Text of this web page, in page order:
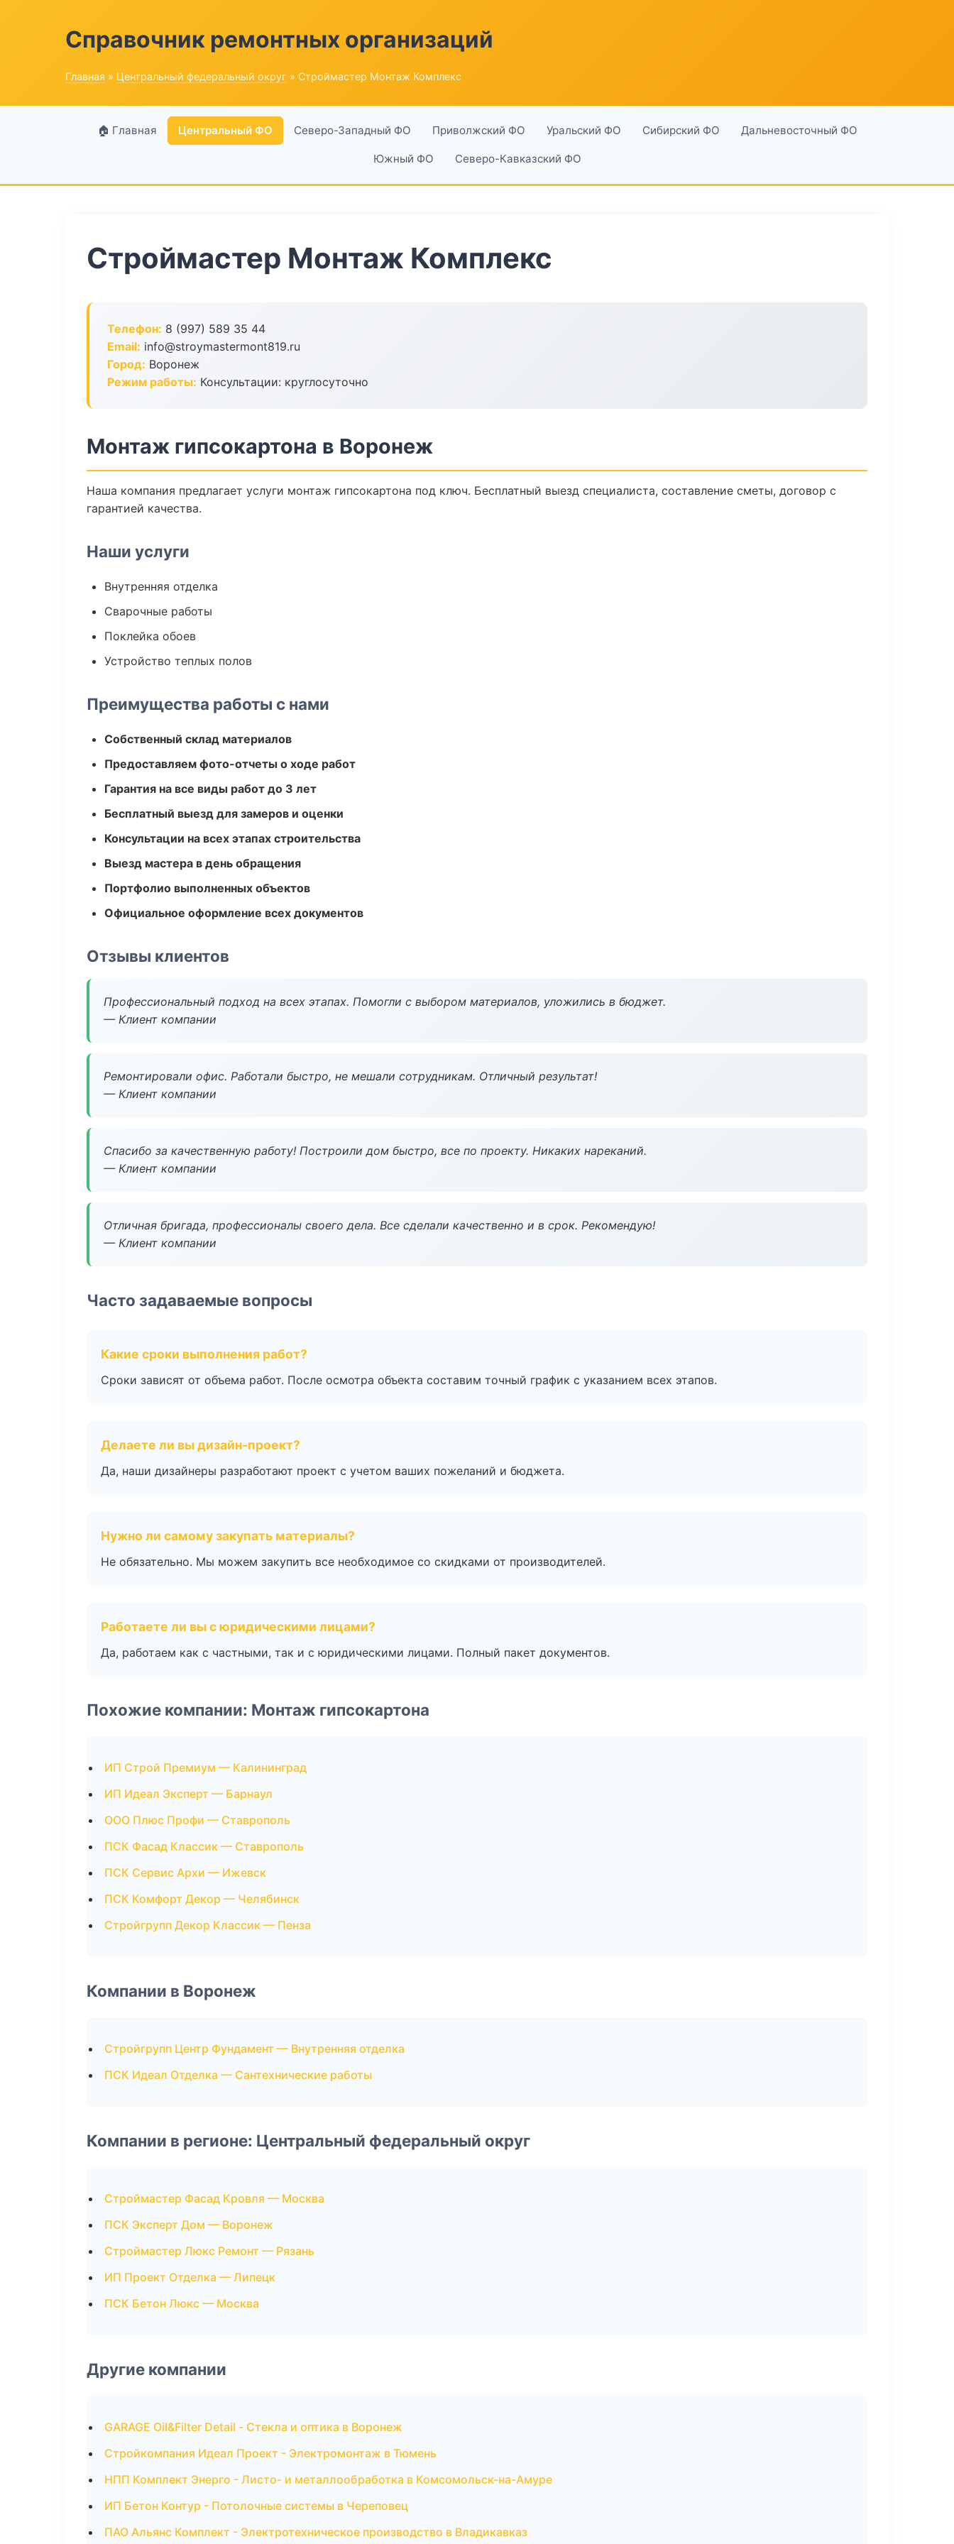
Справочник ремонтных организаций
Главная » Центральный федеральный округ » Строймастер Монтаж Комплекс
🏠 Главная Центральный ФО Северо-Западный ФО Приволжский ФО Уральский ФО Сибирский ФО Дальневосточный ФО
Южный ФО Северо-Кавказский ФО
Строймастер Монтаж Комплекс
Телефон: 8 (997) 589 35 44
Email: info@stroymastermont819.ru
Город: Воронеж
Режим работы: Консультации: круглосуточно
Монтаж гипсокартона в Воронеж
Наша компания предлагает услуги монтаж гипсокартона под ключ. Бесплатный выезд специалиста, составление сметы, договор с
гарантией качества.
Наши услуги
Внутренняя отделка
Сварочные работы
Поклейка обоев
Устройство теплых полов
Преимущества работы с нами
Собственный склад материалов
Предоставляем фото-отчеты о ходе работ
Гарантия на все виды работ до 3 лет
Бесплатный выезд для замеров и оценки
Консультации на всех этапах строительства
Выезд мастера в день обращения
Портфолио выполненных объектов
Официальное оформление всех документов
Отзывы клиентов
Профессиональный подход на всех этапах. Помогли с выбором материалов, уложились в бюджет.
— Клиент компании
Ремонтировали офис. Работали быстро, не мешали сотрудникам. Отличный результат!
— Клиент компании
Спасибо за качественную работу! Построили дом быстро, все по проекту. Никаких нареканий.
— Клиент компании
Отличная бригада, профессионалы своего дела. Все сделали качественно и в срок. Рекомендую!
— Клиент компании
Часто задаваемые вопросы
Какие сроки выполнения работ?
Сроки зависят от объема работ. После осмотра объекта составим точный график с указанием всех этапов.
Делаете ли вы дизайн-проект?
Да, наши дизайнеры разработают проект с учетом ваших пожеланий и бюджета.
Нужно ли самому закупать материалы?
Не обязательно. Мы можем закупить все необходимое со скидками от производителей.
Работаете ли вы с юридическими лицами?
Да, работаем как с частными, так и с юридическими лицами. Полный пакет документов.
Похожие компании: Монтаж гипсокартона
ИП Строй Премиум — Калининград
ИП Идеал Эксперт — Барнаул
ООО Плюс Профи — Ставрополь
ПСК Фасад Классик — Ставрополь
ПСК Сервис Архи — Ижевск
ПСК Комфорт Декор — Челябинск
Стройгрупп Декор Классик — Пенза
Компании в Воронеж
Стройгрупп Центр Фундамент — Внутренняя отделка
ПСК Идеал Отделка — Сантехнические работы
Компании в регионе: Центральный федеральный округ
Строймастер Фасад Кровля — Москва
ПСК Эксперт Дом — Воронеж
Строймастер Люкс Ремонт — Рязань
ИП Проект Отделка — Липецк
ПСК Бетон Люкс — Москва
Другие компании
GARAGE Oil&Filter Detail - Стекла и оптика в Воронеж
Стройкомпания Идеал Проект - Электромонтаж в Тюмень
НПП Комплект Энерго - Листо- и металлообработка в Комсомольск-на-Амуре
ИП Бетон Контур - Потолочные системы в Череповец
ПАО Альянс Комплект - Электротехническое производство в Владикавказ